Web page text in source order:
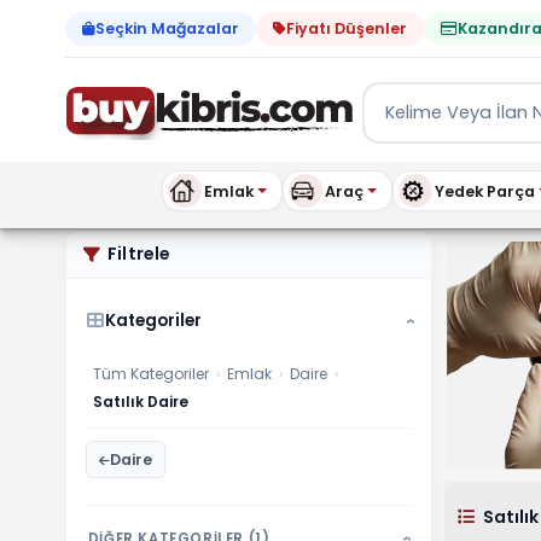
Seçkin Mağazalar Fiyatı Düşenler
Emlak Araç Yedek Parça
Satılık Daire ilanları,
Filtrele
Kategoriler ›
Tüm Kategoriler › Emlak › Daire ›
Satılık Daire
Daire
›